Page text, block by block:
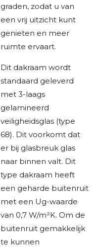
graden, zodat u van
een vrij uitzicht kunt
genieten en meer
ruimte ervaart.
Dit dakraam wordt
standaard geleverd
met 3-laags
gelamineerd
veiligheidsglas (type
68). Dit voorkomt dat
er bij glasbreuk glas
naar binnen valt. Dit
type dakraam heeft
een geharde buitenruit
met een Ug-waarde
van 0,7 W/m²K. Om de
buitenruit gemakkelijk
te kunnen